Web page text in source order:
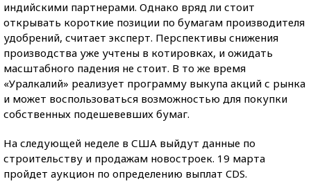
индийскими партнерами. Однако вряд ли стоит
открывать короткие позиции по бумагам производителя
удобрений, считает эксперт. Перспективы снижения
производства уже учтены в котировках, и ожидать
масштабного падения не стоит. В то же время
«Уралкалий» реализует программу выкупа акций с рынка
и может воспользоваться возможностью для покупки
собственных подешевевших бумаг.
На следующей неделе в США выйдут данные по
строительству и продажам новостроек. 19 марта
пройдет аукцион по определению выплат CDS.